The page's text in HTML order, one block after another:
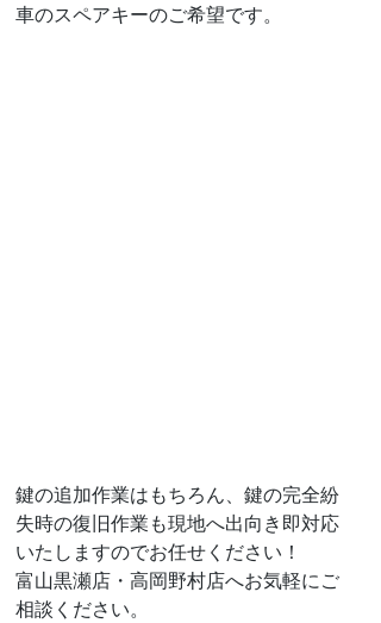
車のスペアキーのご希望です。
鍵の追加作業はもちろん、鍵の完全紛
失時の復旧作業も現地へ出向き即対応
いたしますのでお任せください！
富山黒瀬店・高岡野村店へお気軽にご
相談ください。